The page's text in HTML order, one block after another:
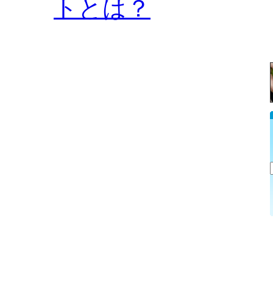
トとは？